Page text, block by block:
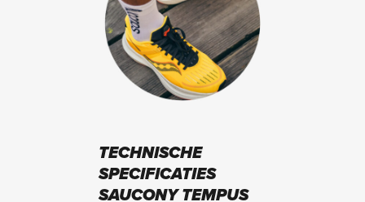
TECHNISCHE
SPECIFICATIES
SAUCONY TEMPUS